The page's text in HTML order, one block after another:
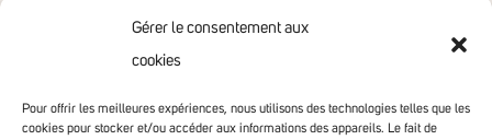
Gérer le consentement aux
cookies
Pour offrir les meilleures expériences, nous utilisons des technologies telles que les
cookies pour stocker et/ou accéder aux informations des appareils. Le fait de
CONTACT